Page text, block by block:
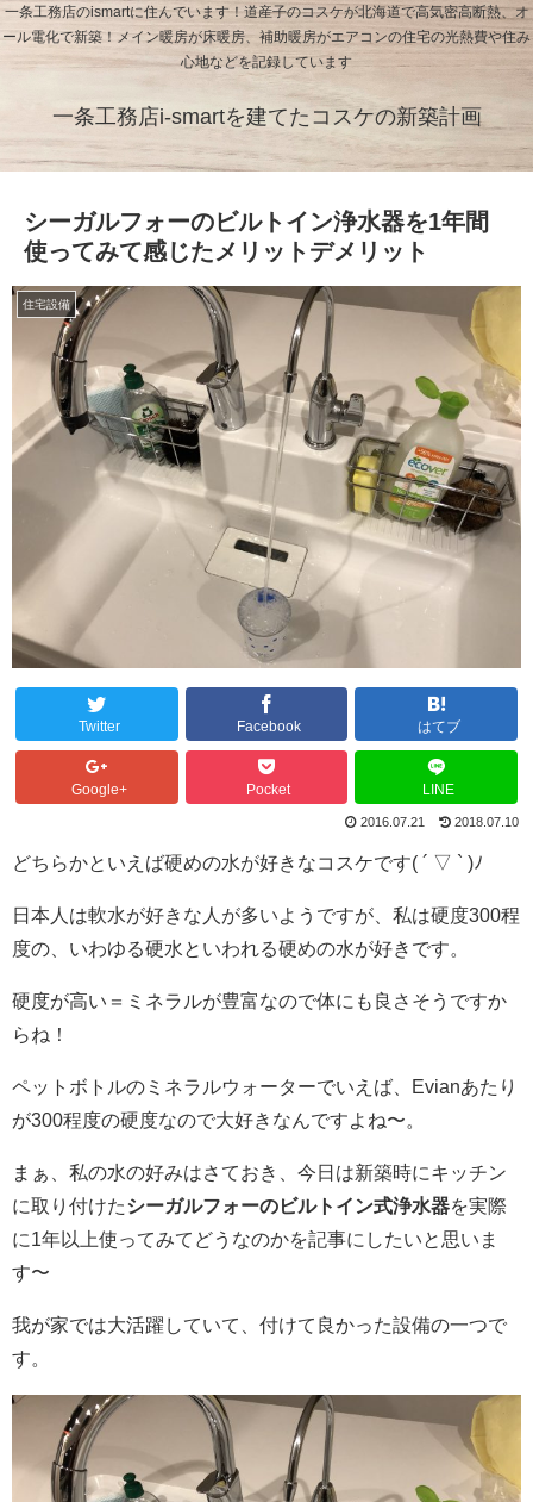
一条工務店のismartに住んでいます！道産子のコスケが北海道で高気密高断熱、オ
ール電化で新築！メイン暖房が床暖房、補助暖房がエアコンの住宅の光熱費や住み
心地などを記録しています
一条工務店i-smartを建てたコスケの新築計画
シーガルフォーのビルトイン浄水器を1年間
使ってみて感じたメリットデメリット
住宅設備
Twitter Facebook はてブ
Google+ Pocket LINE
2016.07.21 2018.07.10
どちらかといえば硬めの水が好きなコスケです( ´ ▽ ` )ﾉ
日本人は軟水が好きな人が多いようですが、私は硬度300程
度の、いわゆる硬水といわれる硬めの水が好きです。
硬度が高い＝ミネラルが豊富なので体にも良さそうですか
らね！
ペットボトルのミネラルウォーターでいえば、Evianあたり
が300程度の硬度なので大好きなんですよね〜。
まぁ、私の水の好みはさておき、今日は新築時にキッチン
に取り付けたシーガルフォーのビルトイン式浄水器を実際
に1年以上使ってみてどうなのかを記事にしたいと思いま
す〜
我が家では大活躍していて、付けて良かった設備の一つで
す。